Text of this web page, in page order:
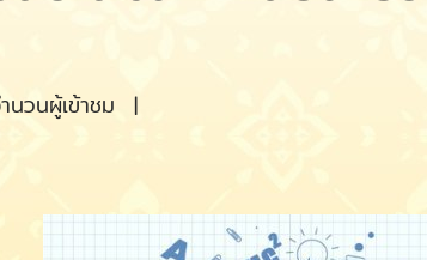
วนผู้เข้าชม |